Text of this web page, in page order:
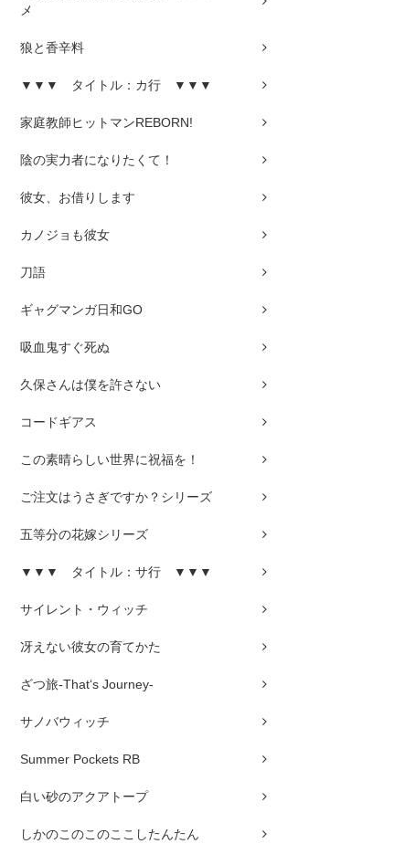
メ
狼と香辛料
▼▼▼ タイトル：カ行 ▼▼▼
家庭教師ヒットマンREBORN!
陰の実力者になりたくて！
彼女、お借りします
カノジョも彼女
刀語
ギャグマンガ日和GO
吸血鬼すぐ死ぬ
久保さんは僕を許さない
コードギアス
この素晴らしい世界に祝福を！
ご注文はうさぎですか？シリーズ
五等分の花嫁シリーズ
▼▼▼ タイトル：サ行 ▼▼▼
サイレント・ウィッチ
冴えない彼女の育てかた
ざつ旅-That‘s Journey-
サノバウィッチ
Summer Pockets RB
白い砂のアクアトープ
しかのこのこのここしたんたん